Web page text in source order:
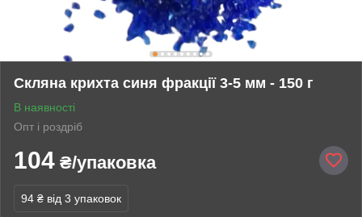
Скляна крихта синя фракції 3-5 мм - 150 г
В наявності
Опт і роздріб
104 ₴/упаковка
94 ₴ від 3 упаковок